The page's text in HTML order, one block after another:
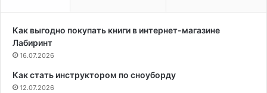
Как выгодно покупать книги в интернет-магазине
Лабиринт
16.07.2026
Как стать инструктором по сноуборду
12.07.2026